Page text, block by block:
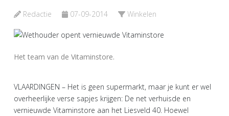
Redactie 07-09-2014 Winkelen
Het team van de Vitaminstore.
VLAARDINGEN – Het is geen supermarkt, maar je kunt er wel
overheerlijke verse sapjes krijgen: De net verhuisde en
vernieuwde Vitaminstore aan het Liesveld 40. Hoewel